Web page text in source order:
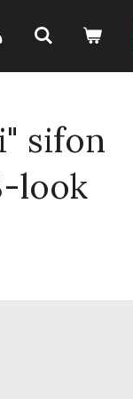
sifon
look